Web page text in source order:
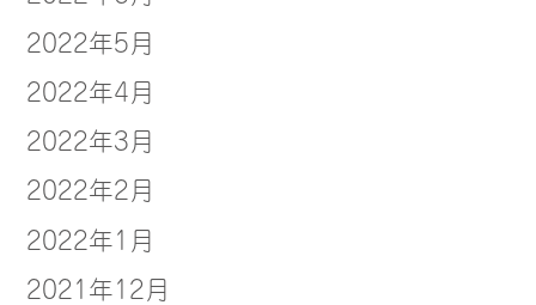
2022年5月
2022年4月
2022年3月
2022年2月
2022年1月
2021年12月